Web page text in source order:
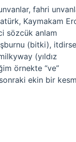
fahri
Kaymakam
sözcük anlam
(bitki),
(yıldız
örnekte “ve”
ekin bir